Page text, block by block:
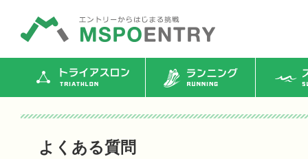
トライアスロン ランニング ス
よくある質問